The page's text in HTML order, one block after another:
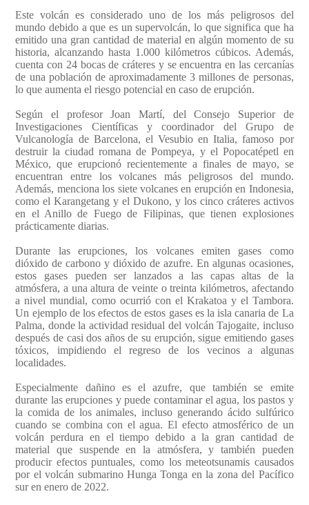
Este volcán es considerado uno de los más peligrosos del
mundo debido a que es un supervolcán, lo que significa que ha
emitido una gran cantidad de material en algún momento de su
historia, alcanzando hasta 1.000 kilómetros cúbicos. Además,
cuenta con 24 bocas de cráteres y se encuentra en las cercanías
de una población de aproximadamente 3 millones de personas,
lo que aumenta el riesgo potencial en caso de erupción.
Según el profesor Joan Martí, del Consejo Superior de
Investigaciones Científicas y coordinador del Grupo de
Vulcanología de Barcelona, el Vesubio en Italia, famoso por
destruir la ciudad romana de Pompeya, y el Popocatépetl en
México, que erupcionó recientemente a finales de mayo, se
encuentran entre los volcanes más peligrosos del mundo.
Además, menciona los siete volcanes en erupción en Indonesia,
como el Karangetang y el Dukono, y los cinco cráteres activos
en el Anillo de Fuego de Filipinas, que tienen explosiones
prácticamente diarias.
Durante las erupciones, los volcanes emiten gases como
dióxido de carbono y dióxido de azufre. En algunas ocasiones,
estos gases pueden ser lanzados a las capas altas de la
atmósfera, a una altura de veinte o treinta kilómetros, afectando
a nivel mundial, como ocurrió con el Krakatoa y el Tambora.
Un ejemplo de los efectos de estos gases es la isla canaria de La
Palma, donde la actividad residual del volcán Tajogaite, incluso
después de casi dos años de su erupción, sigue emitiendo gases
tóxicos, impidiendo el regreso de los vecinos a algunas
localidades.
Especialmente dañino es el azufre, que también se emite
durante las erupciones y puede contaminar el agua, los pastos y
la comida de los animales, incluso generando ácido sulfúrico
cuando se combina con el agua. El efecto atmosférico de un
volcán perdura en el tiempo debido a la gran cantidad de
material que suspende en la atmósfera, y también pueden
producir efectos puntuales, como los meteotsunamis causados
por el volcán submarino Hunga Tonga en la zona del Pacífico
sur en enero de 2022.